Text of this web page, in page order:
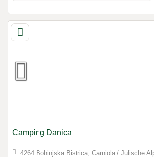
Camping Danica
4264 Bohinjska Bistrica, Carniola / Julische